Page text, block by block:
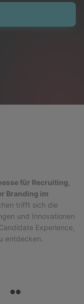
für Recruiting,
Branding im
trifft sich die
und Innovationen
Experience,
entdecken.